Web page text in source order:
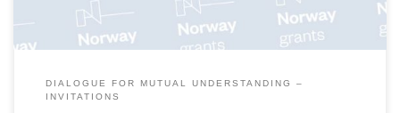
DIALOGUE FOR MUTUAL UNDERSTANDING –
INVITATIONS